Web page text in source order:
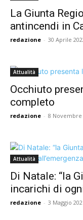
La Giunta
antincendi in
redazione - 30 Aprile
Attualità
Occhiuto
completo
redazione - 8 Novembre
Attualità
Di Natale: “la
incarichi di
redazione - 3 Maggio